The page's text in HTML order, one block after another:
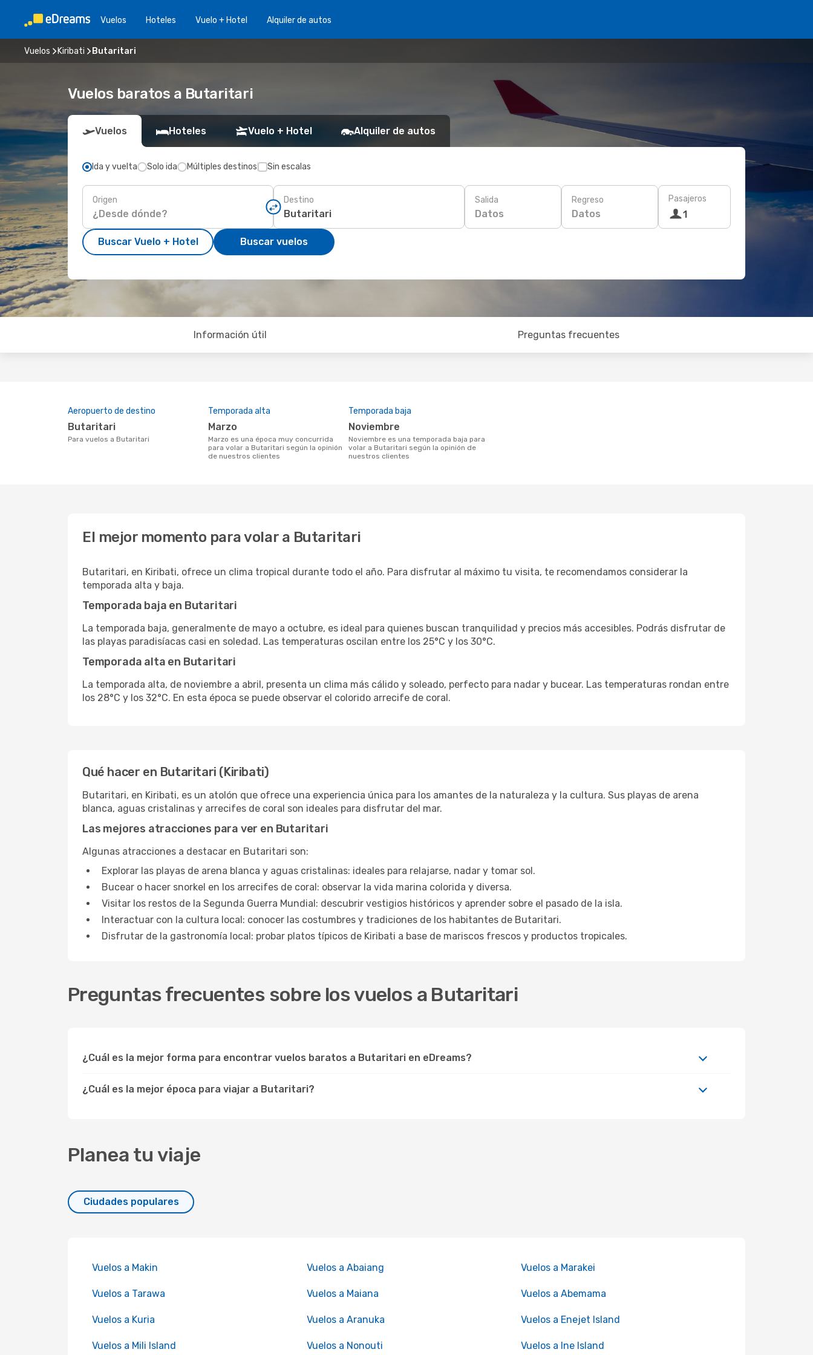
Vuelos Hoteles Vuelo + Hotel Alquiler de autos
Vuelos Kiribati Butaritari
Vuelos baratos a Butaritari
Vuelos Hoteles Vuelo + Hotel Alquiler de autos
Ida y vuelta Solo ida Múltiples destinos Sin escalas
Origen Destino Salida
Datos
Regreso
Datos
Pasajeros
1
Buscar Vuelo + Hotel Buscar vuelos
Información útil Preguntas frecuentes
Aeropuerto de destino
Butaritari
Para vuelos a Butaritari
Temporada alta
marzo
marzo es una época muy concurrida
para volar a Butaritari según la opinión
de nuestros clientes
Temporada baja
noviembre
noviembre es una temporada baja para
volar a Butaritari según la opinión de
nuestros clientes
El mejor momento para volar a Butaritari
Butaritari, en Kiribati, ofrece un clima tropical durante todo el año. Para disfrutar al máximo tu visita, te recomendamos considerar la
temporada alta y baja.
Temporada baja en Butaritari
La temporada baja, generalmente de mayo a octubre, es ideal para quienes buscan tranquilidad y precios más accesibles. Podrás disfrutar de
las playas paradisíacas casi en soledad. Las temperaturas oscilan entre los 25°C y los 30°C.
Temporada alta en Butaritari
La temporada alta, de noviembre a abril, presenta un clima más cálido y soleado, perfecto para nadar y bucear. Las temperaturas rondan entre
los 28°C y los 32°C. En esta época se puede observar el colorido arrecife de coral.
Qué hacer en Butaritari (Kiribati)
Butaritari, en Kiribati, es un atolón que ofrece una experiencia única para los amantes de la naturaleza y la cultura. Sus playas de arena
blanca, aguas cristalinas y arrecifes de coral son ideales para disfrutar del mar.
Las mejores atracciones para ver en Butaritari
Algunas atracciones a destacar en Butaritari son:
Explorar las playas de arena blanca y aguas cristalinas: ideales para relajarse, nadar y tomar sol.
Bucear o hacer snorkel en los arrecifes de coral: observar la vida marina colorida y diversa.
Visitar los restos de la Segunda Guerra Mundial: descubrir vestigios históricos y aprender sobre el pasado de la isla.
Interactuar con la cultura local: conocer las costumbres y tradiciones de los habitantes de Butaritari.
Disfrutar de la gastronomía local: probar platos típicos de Kiribati a base de mariscos frescos y productos tropicales.
Preguntas frecuentes sobre los vuelos a Butaritari
¿Cuál es la mejor forma para encontrar vuelos baratos a Butaritari en eDreams?
¿Cuál es la mejor época para viajar a Butaritari?
Planea tu viaje
Ciudades populares
Vuelos a Makin Vuelos a Abaiang Vuelos a Marakei
Vuelos a Tarawa Vuelos a Maiana Vuelos a Abemama
Vuelos a Kuria Vuelos a Aranuka Vuelos a Enejet Island
Vuelos a Mili Island Vuelos a Nonouti Vuelos a Ine Island